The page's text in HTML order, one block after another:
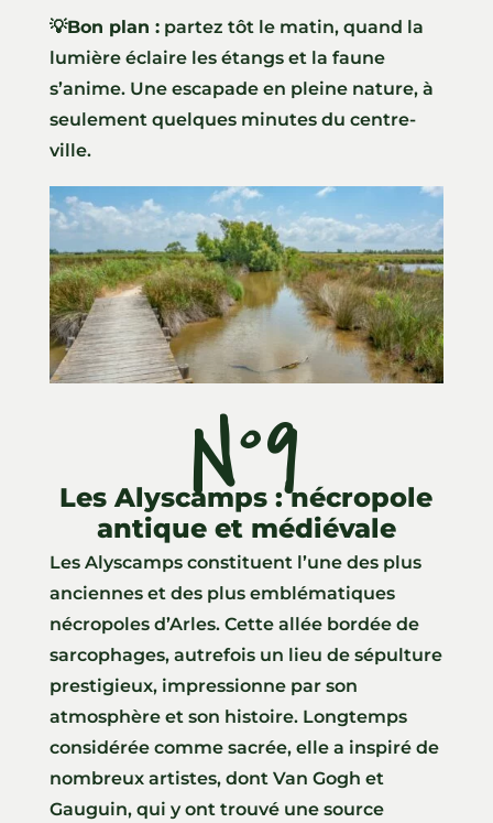
💡Bon plan :partez tôt le matin, quand la
lumière éclaire les étangs et la faune
s’anime. Une escapade en pleine nature, à
seulement quelques minutes du centre-
ville.
N°9
Les Alyscamps : nécropole
antique et médiévale
Les Alyscamps constituent l’une des plus
anciennes et des plus emblématiques
nécropoles d’Arles. Cette allée bordée de
sarcophages, autrefois un lieu de sépulture
prestigieux, impressionne par son
atmosphère et son histoire. Longtemps
considérée comme sacrée, elle a inspiré de
nombreux artistes, dont Van Gogh et
Gauguin, qui y ont trouvé une source